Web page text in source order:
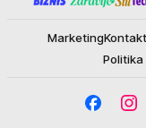
MarketingKontakt